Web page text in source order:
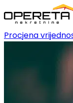
Procjena